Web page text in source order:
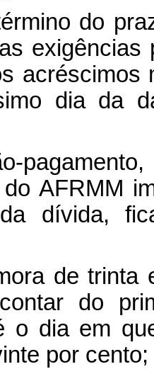
do
acréscimos
dia da
AFRMM
dívida,
de trinta
do
o dia em
por cento;